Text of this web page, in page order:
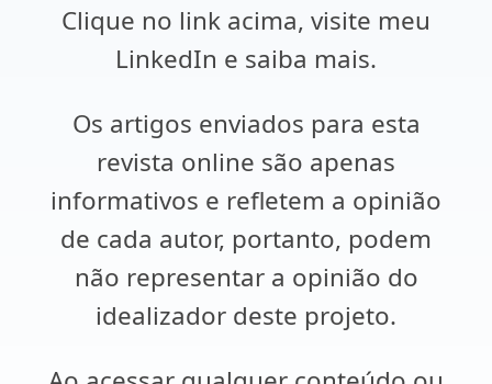
Clique no link acima, visite meu
LinkedIn e saiba mais.
Os artigos enviados para esta
revista online são apenas
informativos e refletem a opinião
de cada autor, portanto, podem
não representar a opinião do
idealizador deste projeto.